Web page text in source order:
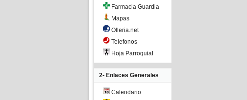
Farmacia Guardia
Mapas
Olleria.net
Telefonos
Hoja Parroquial
2- Enlaces Generales
Calendario